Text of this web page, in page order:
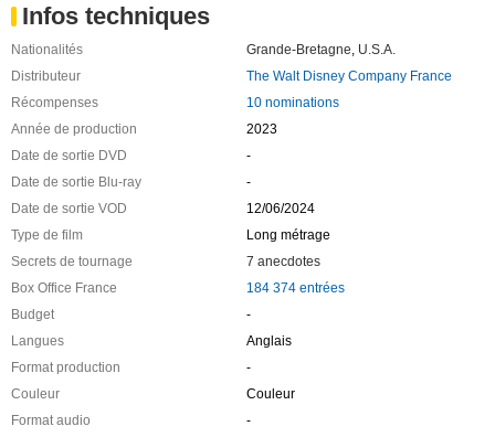
Infos techniques
Nationalités Grande-Bretagne, U.S.A.
Distributeur
The Walt Disney Company France
Récompenses
10 nominations
Année de production
2023
Date de sortie DVD
-
Date de sortie Blu-ray
-
Date de sortie VOD
12/06/2024
Type de film
Long métrage
Secrets de tournage
7 anecdotes
Box Office France
184 374 entrées
Budget
-
Langues
Anglais
Format production
-
Couleur
Couleur
Format audio
-